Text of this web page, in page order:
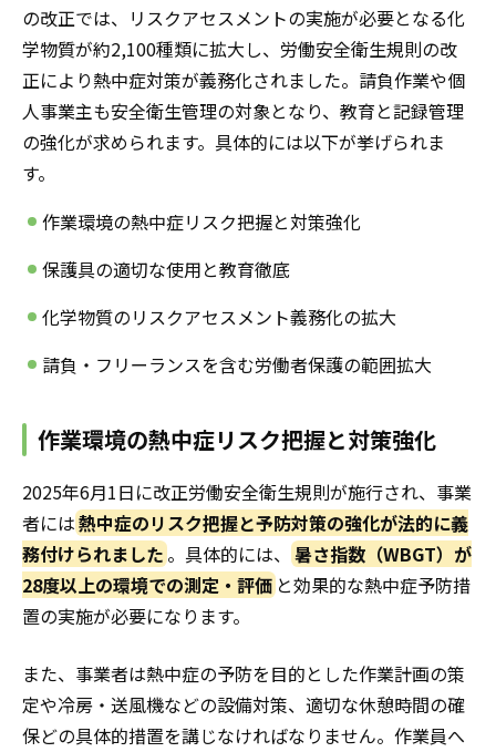
の改正では、リスクアセスメントの実施が必要となる化
学物質が約2,100種類に拡大し、労働安全衛生規則の改
正により熱中症対策が義務化されました。請負作業や個
人事業主も安全衛生管理の対象となり、教育と記録管理
の強化が求められます。具体的には以下が挙げられま
す。
作業環境の熱中症リスク把握と対策強化
保護具の適切な使用と教育徹底
化学物質のリスクアセスメント義務化の拡大
請負・フリーランスを含む労働者保護の範囲拡大
作業環境の熱中症リスク把握と対策強化
2025年6月1日に改正労働安全衛生規則が施行され、事業
者には熱中症のリスク把握と予防対策の強化が法的に義
務付けられました 。具体的には、暑さ指数（WBGT）が
28度以上の環境での測定・評価 と効果的な熱中症予防措
置の実施が必要になります。
また、事業者は熱中症の予防を目的とした作業計画の策
定や冷房・送風機などの設備対策、適切な休憩時間の確
保どの具体的措置を講じなければなりません。作業員へ